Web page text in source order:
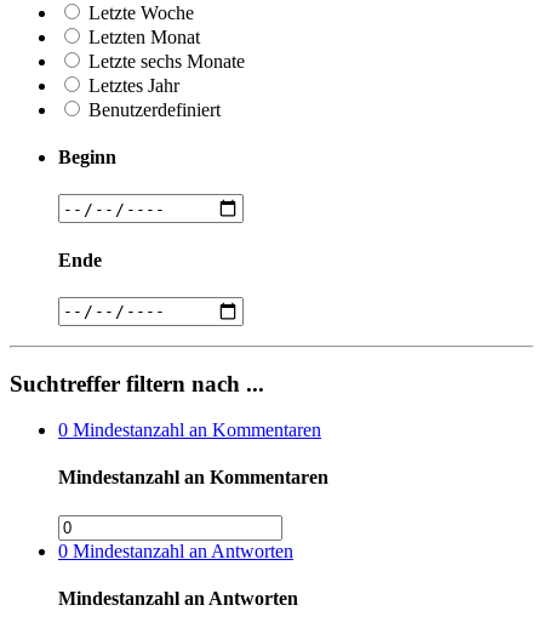
Letzte Woche
Letzten Monat
Letzte sechs Monate
Letztes Jahr
Benutzerdefiniert
Beginn
Ende
Suchtreffer filtern nach ...
0 Mindestanzahl an Kommentaren
Mindestanzahl an Kommentaren
0 Mindestanzahl an Antworten
Mindestanzahl an Antworten